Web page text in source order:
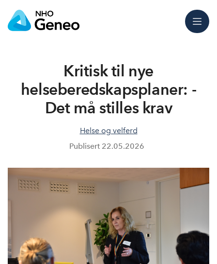
Meny
Kritisk til nye
helseberedskapsplaner: -
Det må stilles krav
Helse og velferd
Publisert 22.05.2026